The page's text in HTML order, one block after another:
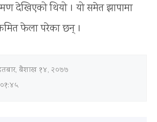
देखिएको थियो । यो समेत झापामा
फेला परेका छन् ।
बैशाख १४, २०७७